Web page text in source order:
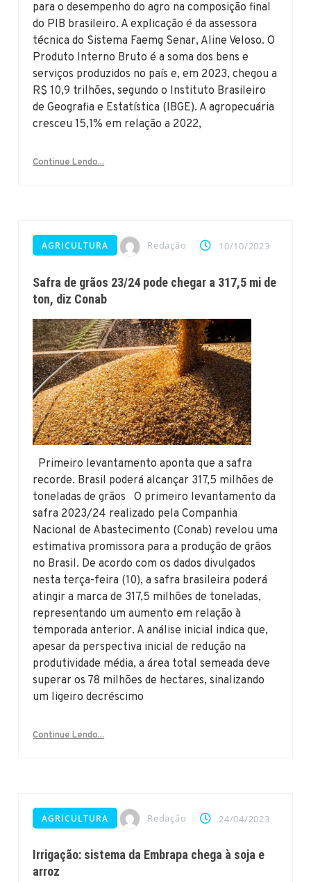
para o desempenho do agro na composição final
do PIB brasileiro. A explicação é da assessora
técnica do Sistema Faemg Senar, Aline Veloso. O
Produto Interno Bruto é a soma dos bens e
serviços produzidos no país e, em 2023, chegou a
R$ 10,9 trilhões, segundo o Instituto Brasileiro
de Geografia e Estatística (IBGE). A agropecuária
cresceu 15,1% em relação a 2022,
Continue Lendo...
AGRICULTURA Redação 10/10/2023
Safra de grãos 23/24 pode chegar a 317,5 mi de
ton, diz Conab
Primeiro levantamento aponta que a safra
recorde. Brasil poderá alcançar 317,5 milhões de
toneladas de grãos O primeiro levantamento da
safra 2023/24 realizado pela Companhia
Nacional de Abastecimento (Conab) revelou uma
estimativa promissora para a produção de grãos
no Brasil. De acordo com os dados divulgados
nesta terça-feira (10), a safra brasileira poderá
atingir a marca de 317,5 milhões de toneladas,
representando um aumento em relação à
temporada anterior. A análise inicial indica que,
apesar da perspectiva inicial de redução na
produtividade média, a área total semeada deve
superar os 78 milhões de hectares, sinalizando
um ligeiro decréscimo
Continue Lendo...
AGRICULTURA Redação 24/04/2023
Irrigação: sistema da Embrapa chega à soja e
arroz